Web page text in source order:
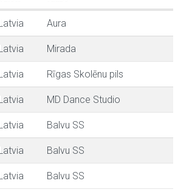
Aura
Mirada
Rīgas Skolēnu pils
MD Dance Studio
Balvu SS
Balvu SS
Balvu SS